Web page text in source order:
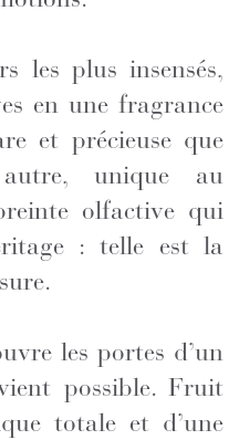
les plus insensés,
en une fragrance
et précieuse que
unique au
olfactive qui
: telle est la
les portes d’un
possible. Fruit
totale et d’une